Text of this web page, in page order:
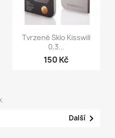
Rychlý náhled
Tvrzené Sklo Kisswill
0,3...
150 Kč
Další 